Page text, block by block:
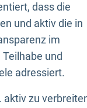
dass die
und aktiv die in
im
und
adressiert.
aktiv zu